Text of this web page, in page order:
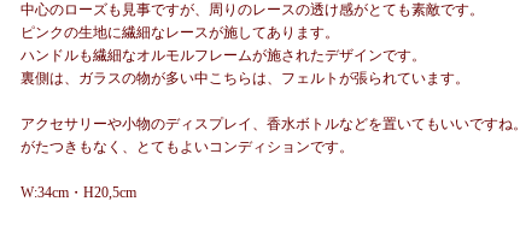
中心のローズも見事ですが、周りのレースの透け感がとても素敵です。
ピンクの生地に繊細なレースが施してあります。
ハンドルも繊細なオルモルフレームが施されたデザインです。
裏側は、ガラスの物が多い中こちらは、フェルトが張られています。
アクセサリーや小物のディスプレイ、香水ボトルなどを置いてもいいですね。
がたつきもなく、とてもよいコンディションです。
W:34cm・H20,5cm